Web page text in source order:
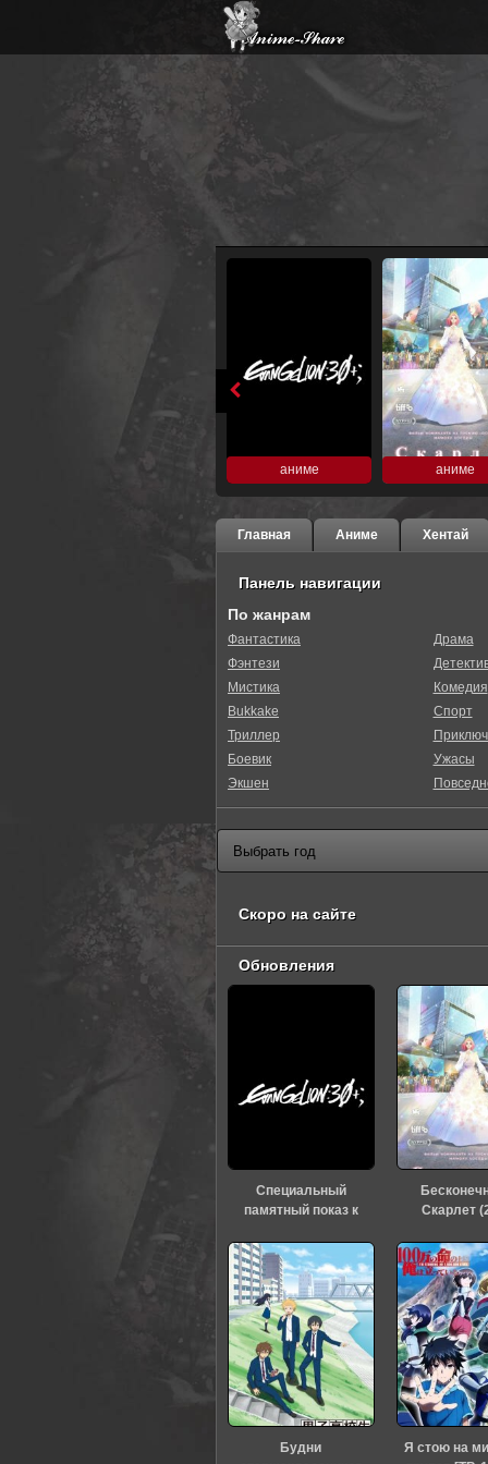
аниме аниме
Главная Аниме Хентай
Панель навигации
По жанрам
Фантастика
Фэнтези
Мистика
Bukkake
Триллер
Боевик
Экшен
Драма
Комедия
Спорт
Ужасы
Скоро на сайте
Обновления
Специальный
памятный показ к
«Евангелиона» (2026)
Скарлет
Будни
Я стою на